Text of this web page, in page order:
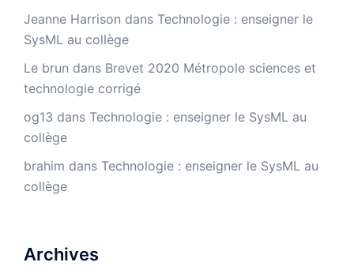
Jeanne Harrison dans Technologie : enseigner le
SysML au collège
Le brun dans Brevet 2020 Métropole sciences et
technologie corrigé
og13 dans Technologie : enseigner le SysML au
collège
brahim dans Technologie : enseigner le SysML au
collège
Archives